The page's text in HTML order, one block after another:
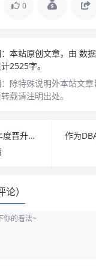
0
本站原创文章，由 数
2525字。
除特殊说明外本站文
载请注明出处。
技术人员如何做年度晋升答辩
作为
）